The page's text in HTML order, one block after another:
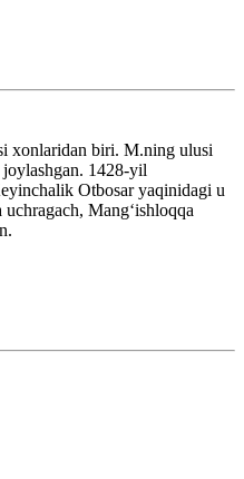
xonlaridan biri. M.ning ulusi
1428-yil
Otbosar yaqinidagi u
Mangʻishloqqa